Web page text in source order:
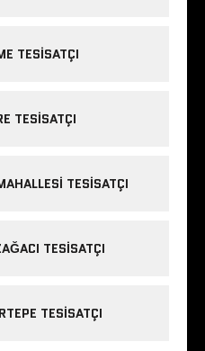
TESISATÇI
TESISATÇI
TESISATÇI
TESISATÇI
TESISATÇI